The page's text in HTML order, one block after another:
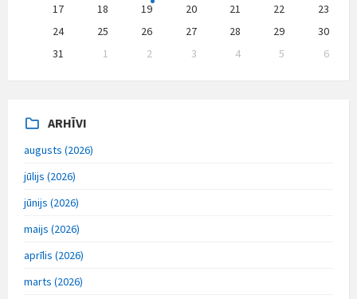
17
18 19 20 21 22
23
24
25 26 27 28 29
30
31
1 2 3 4 5
6
to
ARHĪVI
augusts (2026)
jūlijs (2026)
jūnijs (2026)
maijs (2026)
aprīlis (2026)
marts (2026)